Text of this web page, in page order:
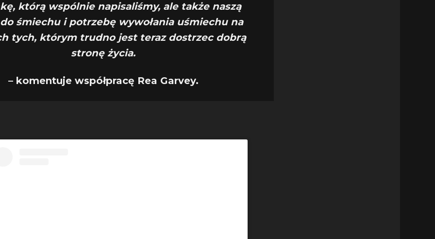
którą wspólnie napisaliśmy, ale także naszą
do śmiechu i potrzebę wywołania uśmiechu na
tych, którym trudno jest teraz dostrzec dobrą
stronę życia.
– komentuje współpracę Rea Garvey.